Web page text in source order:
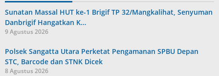
Sunatan Massal HUT ke-1 Brigif TP 32/Mangkalihat, Senyuman
Danbrigif Hangatkan K…
9 Agustus 2026
Polsek Sangatta Utara Perketat Pengamanan SPBU Depan
STC, Barcode dan STNK Dicek
8 Agustus 2026